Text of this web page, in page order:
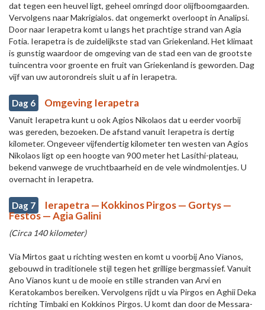
dat tegen een heuvel ligt, geheel omringd door olijfboomgaarden.
Vervolgens naar Makrigialos. dat ongemerkt overloopt in Analipsi.
Door naar Ierapetra komt u langs het prachtige strand van Agia
Fotia. Ierapetra is de zuidelijkste stad van Griekenland. Het klimaat
is gunstig waardoor de omgeving van de stad een van de grootste
tuincentra voor groente en fruit van Griekenland is geworden. Dag
vijf van uw autorondreis sluit u af in Ierapetra.
Dag 6 Omgeving Ierapetra
Vanuit Ierapetra kunt u ook Agios Nikolaos dat u eerder voorbij
was gereden, bezoeken. De afstand vanuit Ierapetra is dertig
kilometer. Ongeveer vijfendertig kilometer ten westen van Agios
Nikolaos ligt op een hoogte van 900 meter het Lasíthi-plateau,
bekend vanwege de vruchtbaarheid en de vele windmolentjes. U
overnacht in Ierapetra.
Dag 7
Ierapetra — Kokkinos Pirgos — Gortys —
Festos — Agia Galini
(Circa 140 kilometer)
Via Mirtos gaat u richting westen en komt u voorbij Ano Vianos,
gebouwd in traditionele stijl tegen het grillige bergmassief. Vanuit
Ano Vianos kunt u de mooie en stille stranden van Arvi en
Keratokambos bereiken. Vervolgens rijdt u via Pirgos en Aghii Deka
richting Timbaki en Kokkinos Pirgos. U komt dan door de Messara-